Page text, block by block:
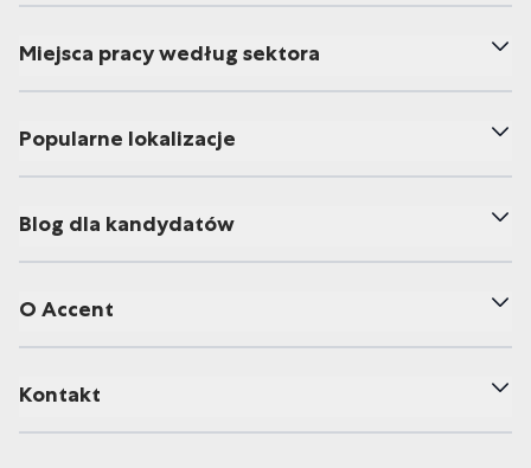
Miejsca pracy według sektora
Popularne lokalizacje
Blog dla kandydatów
O Accent
Kontakt